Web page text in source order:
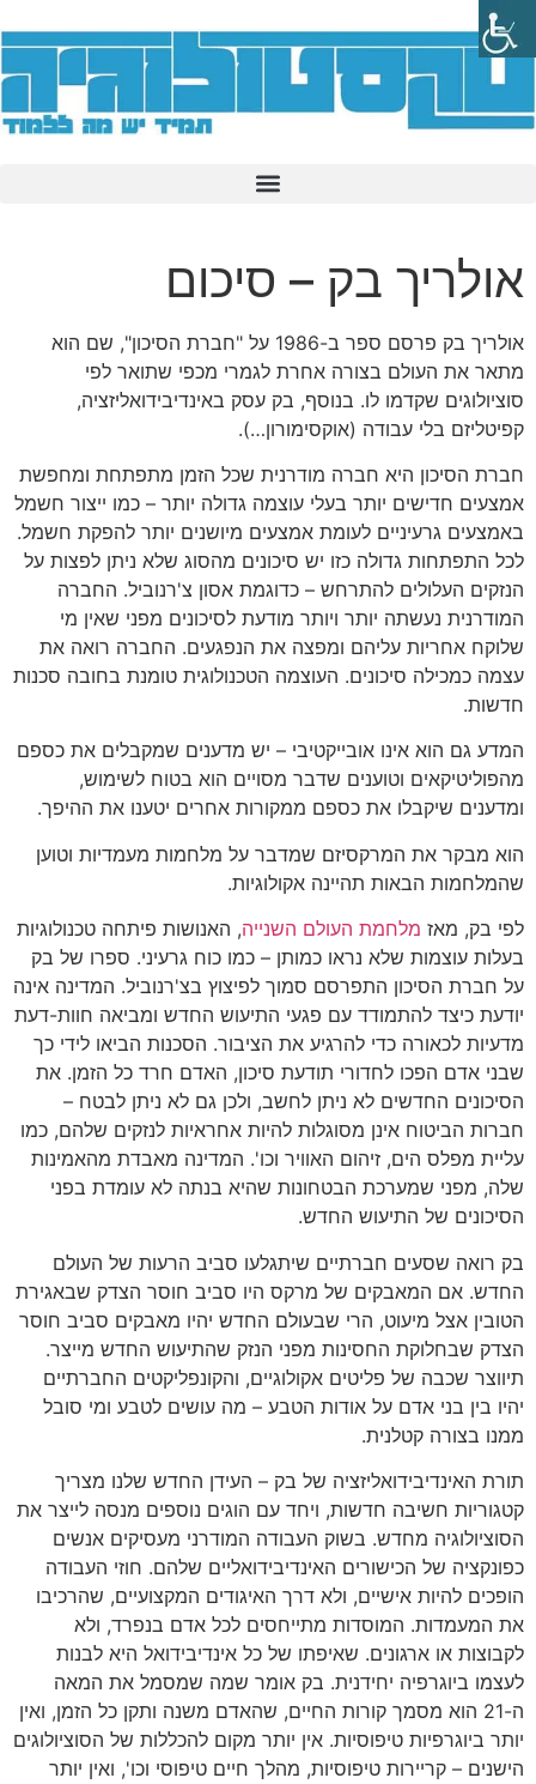
אולריך בק – סיכום
אולריך בק פרסם ספר ב-1986 על "חברת הסיכון", שם הוא
מתאר את העולם בצורה אחרת לגמרי מכפי שתואר לפי
סוציולוגים שקדמו לו. בנוסף, בק עסק באינדיבידואליזציה,
קפיטליזם בלי עבודה (אוקסימורון…).
חברת הסיכון היא חברה מודרנית שכל הזמן מתפתחת ומחפשת
אמצעים חדישים יותר בעלי עוצמה גדולה יותר – כמו ייצור חשמל
באמצעים גרעיניים לעומת אמצעים מיושנים יותר להפקת חשמל.
לכל התפתחות גדולה כזו יש סיכונים מהסוג שלא ניתן לפצות על
הנזקים העלולים להתרחש – כדוגמת אסון צ'רנוביל. החברה
המודרנית נעשתה יותר ויותר מודעת לסיכונים מפני שאין מי
שלוקח אחריות עליהם ומפצה את הנפגעים. החברה רואה את
עצמה כמכילה סיכונים. העוצמה הטכנולוגית טומנת בחובה סכנות
חדשות.
המדע גם הוא אינו אובייקטיבי – יש מדענים שמקבלים את כספם
מהפוליטיקאים וטוענים שדבר מסויים הוא בטוח לשימוש,
ומדענים שיקבלו את כספם ממקורות אחרים יטענו את ההיפך.
הוא מבקר את המרקסיזם שמדבר על מלחמות מעמדיות וטוען
שהמלחמות הבאות תהיינה אקולוגיות.
לפי בק, מאז מלחמת העולם השנייה, האנושות פיתחה טכנולוגיות
בעלות עוצמות שלא נראו כמותן – כמו כוח גרעיני. ספרו של בק
על חברת הסיכון התפרסם סמוך לפיצוץ בצ'רנוביל. המדינה אינה
יודעת כיצד להתמודד עם פגעי התיעוש החדש ומביאה חוות-דעת
מדעיות לכאורה כדי להרגיע את הציבור. הסכנות הביאו לידי כך
שבני אדם הפכו לחדורי תודעת סיכון, האדם חרד כל הזמן. את
הסיכונים החדשים לא ניתן לחשב, ולכן גם לא ניתן לבטח –
חברות הביטוח אינן מסוגלות להיות אחראיות לנזקים שלהם, כמו
עליית מפלס הים, זיהום האוויר וכו'. המדינה מאבדת מהאמינות
שלה, מפני שמערכת הבטחונות שהיא בנתה לא עומדת בפני
הסיכונים של התיעוש החדש.
בק רואה שסעים חברתיים שיתגלעו סביב הרעות של העולם
החדש. אם המאבקים של מרקס היו סביב חוסר הצדק שבאגירת
הטובין אצל מיעוט, הרי שבעולם החדש יהיו מאבקים סביב חוסר
הצדק שבחלוקת החסינות מפני הנזק שהתיעוש החדש מייצר.
תיווצר שכבה של פליטים אקולוגיים, והקונפליקטים החברתיים
יהיו בין בני אדם על אודות הטבע – מה עושים לטבע ומי סובל
ממנו בצורה קטלנית.
תורת האינדיבידואליזציה של בק – העידן החדש שלנו מצריך
קטגוריות חשיבה חדשות, ויחד עם הוגים נוספים מנסה לייצר את
הסוציולוגיה מחדש. בשוק העבודה המודרני מעסיקים אנשים
כפונקציה של הכישורים האינדיבידואליים שלהם. חוזי העבודה
הופכים להיות אישיים, ולא דרך האיגודים המקצועיים, שהרכיבו
את המעמדות. המוסדות מתייחסים לכל אדם בנפרד, ולא
לקבוצות או ארגונים. שאיפתו של כל אינדיבידואל היא לבנות
לעצמו ביוגרפיה יחידנית. בק אומר שמה שמסמל את המאה
ה-21 הוא מסמך קורות החיים, שהאדם משנה ותקן כל הזמן, ואין
יותר ביוגרפיות טיפוסיות. אין יותר מקום להכללות של הסוציולוגים
הישנים – קריירות טיפוסיות, מהלך חיים טיפוסי וכו', ואין יותר